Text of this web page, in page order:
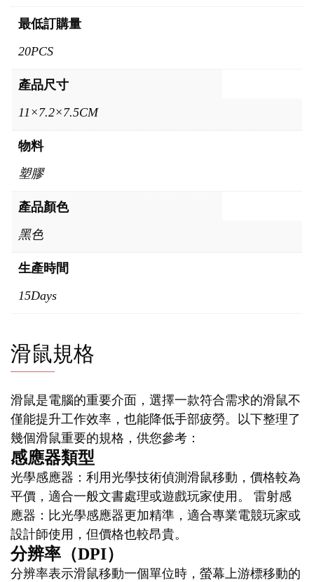
最低訂購量
20PCS
產品尺寸
11×7.2×7.5CM
物料
塑膠
產品顏色
黑色
生產時間
15Days
滑鼠規格
滑鼠是電腦的重要介面，選擇一款符合需求的滑鼠不
僅能提升工作效率，也能降低手部疲勞。以下整理了
幾個滑鼠重要的規格，供您參考：
感應器類型
光學感應器：利用光學技術偵測滑鼠移動，價格較為
平價，適合一般文書處理或遊戲玩家使用。 雷射感
應器：比光學感應器更加精準，適合專業電競玩家或
設計師使用，但價格也較昂貴。
分辨率（DPI）
分辨率表示滑鼠移動一個單位時，螢幕上游標移動的